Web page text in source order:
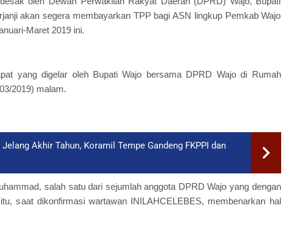
akan segera membayarkan TPP bagi ASN lingkup Pemkab Wajo
Maret 2019 ini.
yang digelar oleh Bupati Wajo bersama DPRD Wajo di Rumah
2019) malam.
Akhir Tahun, Koramil Tempe Gandeng FKPPI dan
salah satu dari sejumlah anggota DPRD Wajo yang dengan
saat dikonfirmasi wartawan INILAHCELEBES, membenarkan hal